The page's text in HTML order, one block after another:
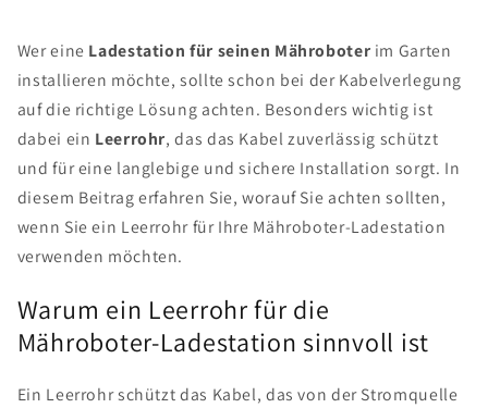
Wer eine Ladestation für seinen Mähroboter im Garten
installieren möchte, sollte schon bei der Kabelverlegung
auf die richtige Lösung achten. Besonders wichtig ist
dabei ein Leerrohr, das das Kabel zuverlässig schützt
und für eine langlebige und sichere Installation sorgt. In
diesem Beitrag erfahren Sie, worauf Sie achten sollten,
wenn Sie ein Leerrohr für Ihre Mähroboter-Ladestation
verwenden möchten.
Warum ein Leerrohr für die
Mähroboter-Ladestation sinnvoll ist
Ein Leerrohr schützt das Kabel, das von der Stromquelle